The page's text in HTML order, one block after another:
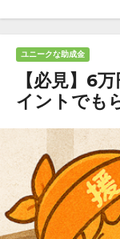
ユニークな助成金
【必見】6
イントでも